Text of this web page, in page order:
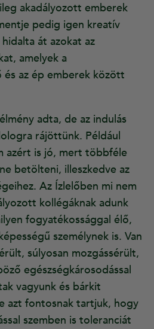
akadályozott emberek
pedig igen kreatív
át azokat az
amelyek a
az ép emberek között
adta, de az indulás
rájöttünk. Például
azért is jó, mert többféle
betölteni, illeszkedve az
Az Ízlelőben mi nem
kollégáknak adunk
fogyatékossággal élő,
személynek is. Van
súlyosan mozgássérült,
egészségkárosodással
vagyunk és bárkit
azt fontosnak tartjuk, hogy
szemben is toleranciát